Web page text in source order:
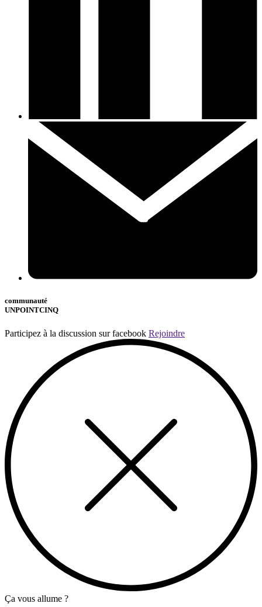
communauté
UNPOINTCINQ
Participez à la discussion sur facebook Rejoindre
Ça vous allume ?